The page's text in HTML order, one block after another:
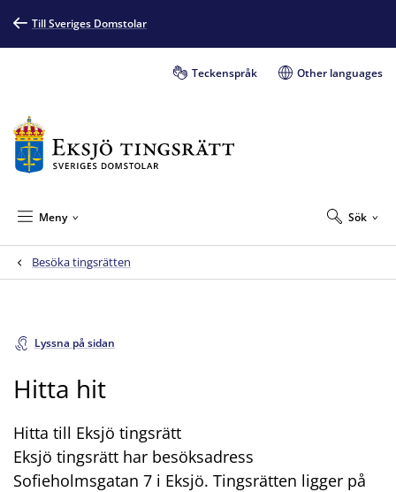
Till Sveriges Domstolar
Teckenspråk Other languages
Sök
Meny
Besöka tingsrätten
Lyssna på sidan
Hitta hit
Hitta till Eksjö tingsrätt
Eksjö tingsrätt har besöksadress
Sofieholmsgatan 7 i Eksjö. Tingsrätten ligger på